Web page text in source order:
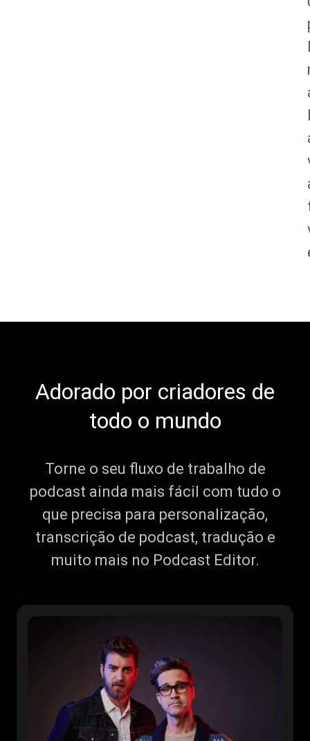
Adorado por criadores de
todo o mundo
Torne o seu fluxo de trabalho de
podcast ainda mais fácil com tudo o
que precisa para personalização,
transcrição de podcast, tradução e
muito mais no Podcast Editor.